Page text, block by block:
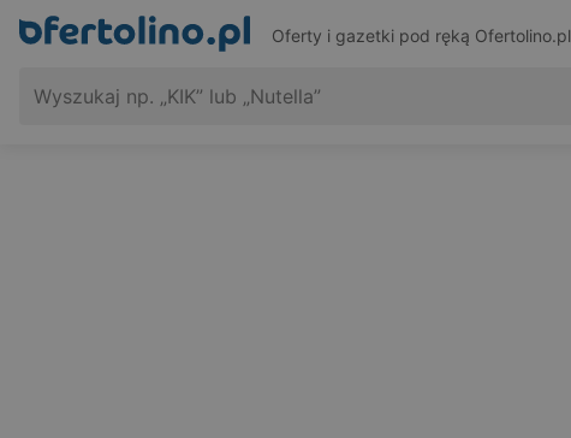
Oferty i gazetki pod ręką Ofertolino.pl